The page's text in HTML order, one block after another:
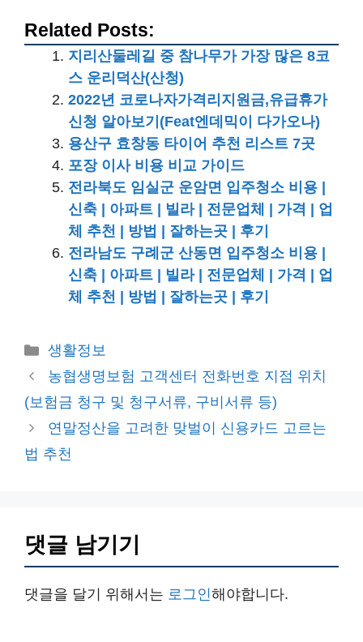
Related Posts:
지리산둘레길 중 참나무가 가장 많은 8코
스 운리덕산(산청)
2022년 코로나자가격리지원금,유급휴가
신청 알아보기(Feat엔데믹이 다가오나)
용산구 효창동 타이어 추천 리스트 7곳
포장 이사 비용 비교 가이드
전라북도 임실군 운암면 입주청소 비용 |
신축 | 아파트 | 빌라 | 전문업체 | 가격 | 업
체 추천 | 방법 | 잘하는곳 | 후기
전라남도 구례군 산동면 입주청소 비용 |
신축 | 아파트 | 빌라 | 전문업체 | 가격 | 업
체 추천 | 방법 | 잘하는곳 | 후기
카
테
리
생활정보
농협생명보험 고객센터 전화번호 지점 위치
(보험금 청구 및 청구서류, 구비서류 등)
연말정산을 고려한 맞벌이 신용카드 고르는
법 추천
댓글 남기기
댓글을 달기 위해서는 로그인해야합니다.